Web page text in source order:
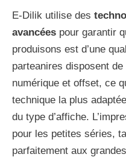
E-Dilik utilise des
avancées pour garantir
produisons est d’une
parteanires disposent
numérique et offset, ce
technique la plus
du type d’affiche.
pour les petites séries,
parfaitement aux